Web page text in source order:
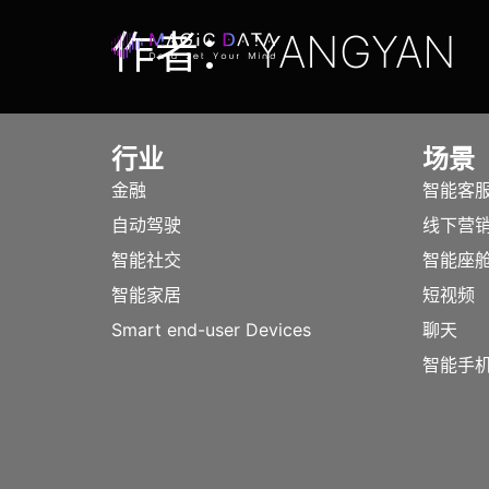
作者：YANGYAN
行业
金融
自动驾驶
智能社交
智能家居
Smart end-user Devices
场景
智能客
线下营
智能座
短视频
聊天
智能手